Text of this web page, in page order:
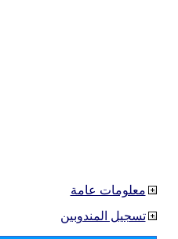
معلومات عامة
تسجيل المندوبين